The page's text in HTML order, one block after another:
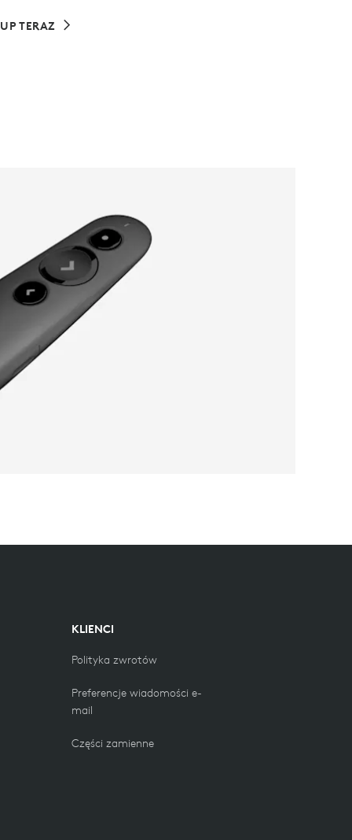
TERAZ
KLIENCI
Polityka zwrotów
Preferencje wiadomości e-
mail
Części zamienne